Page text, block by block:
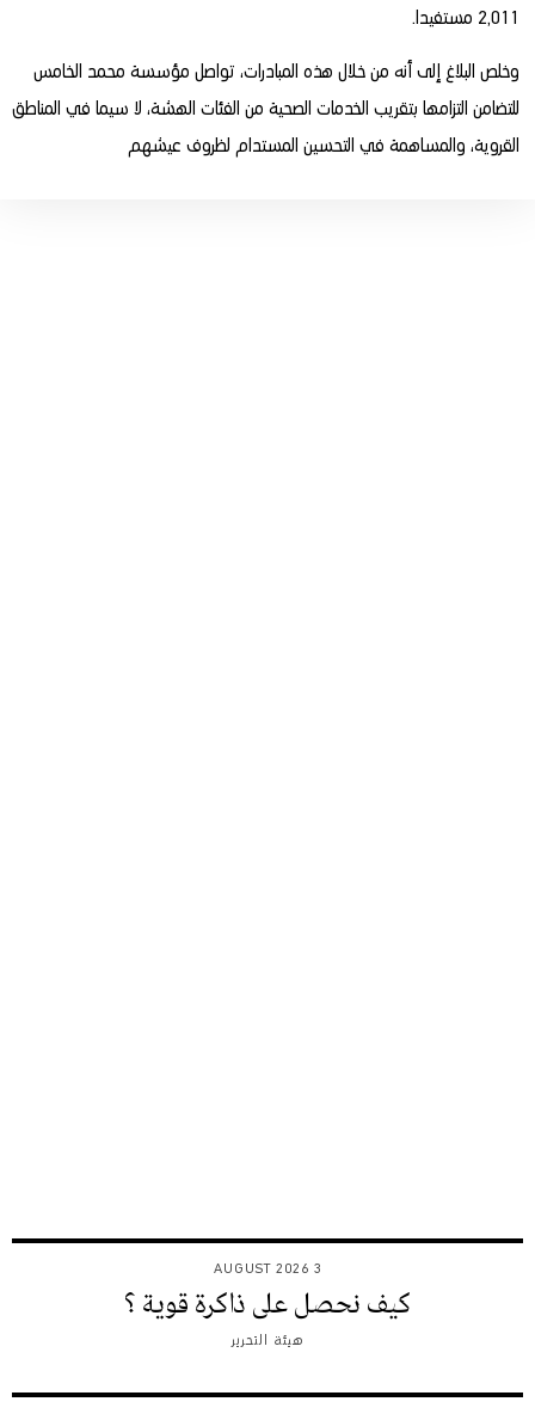
2,011 مستفيدا.
وخلص البلاغ إلى أنه من خلال هذه المبادرات، تواصل مؤسسة محمد الخامس
للتضامن التزامها بتقريب الخدمات الصحية من الفئات الهشة، لا سيما في المناطق
القروية، والمساهمة في التحسين المستدام لظروف عيشهم
3 AUGUST 2026
كيف نحصل على ذاكرة قوية ؟
هيئة التحرير